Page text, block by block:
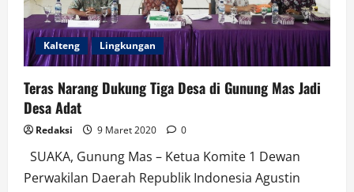
Kalteng Lingkungan
Teras Narang Dukung Tiga Desa di Gunung Mas Jadi
Desa Adat
Redaksi 9 Maret 2020 0
SUAKA, Gunung Mas – Ketua Komite 1 Dewan
Perwakilan Daerah Republik Indonesia Agustin